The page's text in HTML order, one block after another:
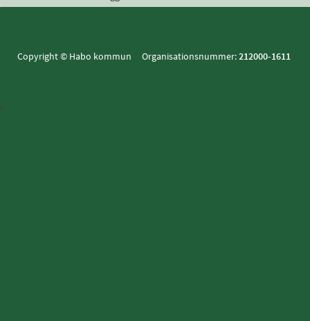
Copyright © Habo kommun Organisationsnummer:212000-1611
>